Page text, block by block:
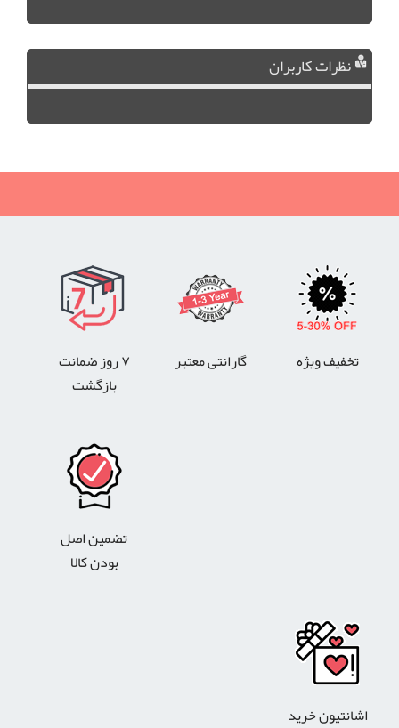
نظرات کاربران
تخفیف ویژه گارانتی معتبر
۷ روز ضمانت
بازگشت
تضمین اصل
بودن کالا
اشانتیون خرید